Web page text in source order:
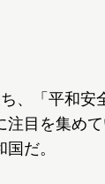
、「平和安
目を集め
だ。